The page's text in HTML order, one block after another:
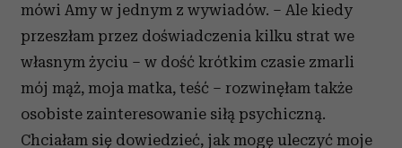
mówi Amy w jednym z wywiadów. – Ale kiedy
przeszłam przez doświadczenia kilku strat we
własnym życiu – w dość krótkim czasie zmarli
mój mąż, moja matka, teść – rozwinęłam także
osobiste zainteresowanie siłą psychiczną.
Chciałam się dowiedzieć, jak mogę uleczyć moje